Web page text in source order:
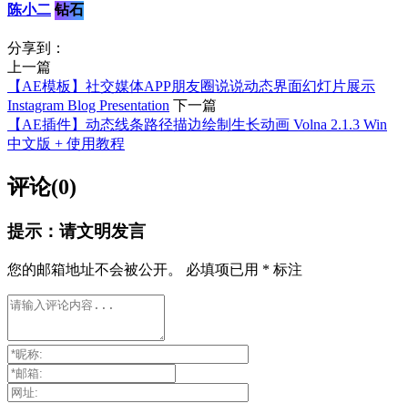
陈小二 钻石
分享到：
上一篇
【AE模板】社交媒体APP朋友圈说说动态界面幻灯片展示
Instagram Blog Presentation 下一篇
【AE插件】动态线条路径描边绘制生长动画 Volna 2.1.3 Win
中文版 + 使用教程
评论(0)
提示：请文明发言
您的邮箱地址不会被公开。 必填项已用 * 标注